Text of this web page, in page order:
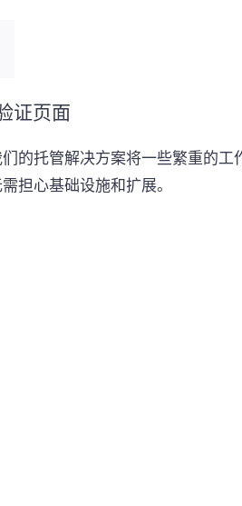
证页面
的托管解决方案将一些繁重的工
担心基础设施和扩展。